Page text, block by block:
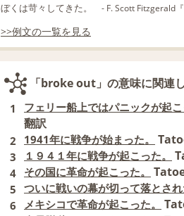
ぼくは苛々してきた。 - F. Scott Fitzgerald
>>例文の一覧を見る
「broke out」の意味に関連
1 フェリー船上ではパニックが起こ
翻訳
2 1941年に戦争が始まった。
3 １９４１年に戦争が起こった。
4 その国に革命が起こった。
5 ついに戦いの幕が切って落とされ
6 メキシコで革命が起こった。